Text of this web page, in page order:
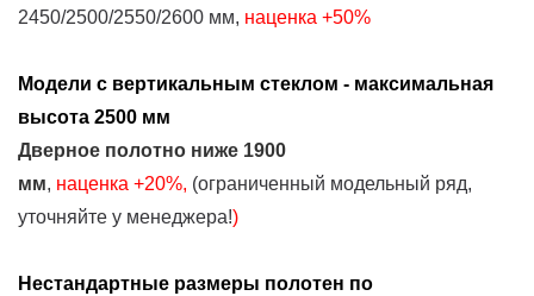
2450/2500/2550/2600 мм, наценка +50%
Модели с вертикальным стеклом - максимальная
высота 2500 мм
Дверное полотно ниже 1900
мм, наценка +20%, (ограниченный модельный ряд,
уточняйте у менеджера!)
Нестандартные размеры полотен по